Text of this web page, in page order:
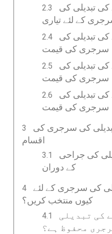
تبدیلی کی
کے لئے تیاری
کی تبدیلی کی
سرجری کی قیمت
کی تبدیلی کی
سرجری کی قیمت
تبدیلی کی
سرجری کی قیمت
کی سرجری کی
اقسام
کی جراحی
کے دوران
کی سرجری کے لئے
کیوں منتخب کریں؟
کی تبدیلی
محفوظ ہے؟